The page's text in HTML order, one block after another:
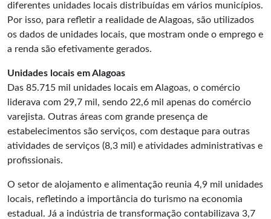
diferentes unidades locais distribuídas em vários municípios.
Por isso, para refletir a realidade de Alagoas, são utilizados
os dados de unidades locais, que mostram onde o emprego e
a renda são efetivamente gerados.
Unidades locais em Alagoas
Das 85.715 mil unidades locais em Alagoas, o comércio
liderava com 29,7 mil, sendo 22,6 mil apenas do comércio
varejista. Outras áreas com grande presença de
estabelecimentos são serviços, com destaque para outras
atividades de serviços (8,3 mil) e atividades administrativas e
profissionais.
O setor de alojamento e alimentação reunia 4,9 mil unidades
locais, refletindo a importância do turismo na economia
estadual. Já a indústria de transformação contabilizava 3,7